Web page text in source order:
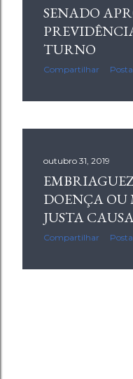
SENADO
TURNO
Compartilhar
outubro 31, 2019
DOENÇA
JUSTA
Compartilhar